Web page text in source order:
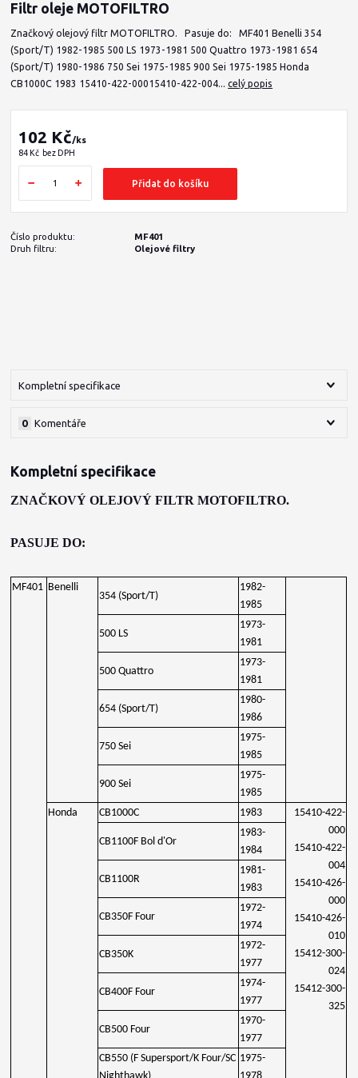
Filtr oleje MOTOFILTRO
Značkový olejový filtr MOTOFILTRO. Pasuje do: MF401 Benelli 354
(Sport/T) 1982-1985 500 LS 1973-1981 500 Quattro 1973-1981 654
(Sport/T) 1980-1986 750 Sei 1975-1985 900 Sei 1975-1985 Honda
CB1000C 1983 15410-422-00015410-422-004...celý popis
102 Kč/ks
84 Kč bez DPH
Přidat do košíku
Číslo produktu:
MF401
Druh filtru:
Olejové filtry
Kompletní specifikace
Komentáře
0
Kompletní specifikace
ZNAČKOVÝ OLEJOVÝ FILTR MOTOFILTRO.
PASUJE DO:
MF401 Benelli
354 (Sport/T)
1982-
1985
500 LS
1973-
1981
500 Quattro
1973-
1981
654 (Sport/T)
1980-
1986
750 Sei
1975-
1985
900 Sei
1975-
1985
Honda
CB1000C 1983
15410-422-
000
15410-422-
004
15410-426-
000
15410-426-
010
15412-300-
024
15412-300-
325
CB1100F Bol d'Or
1983-
1984
CB1100R
1981-
1983
CB350F Four
1972-
1974
CB350K
1972-
1977
CB400F Four
1974-
1977
CB500 Four
1970-
1977
CB550 (F Supersport/K Four/SC 1975-